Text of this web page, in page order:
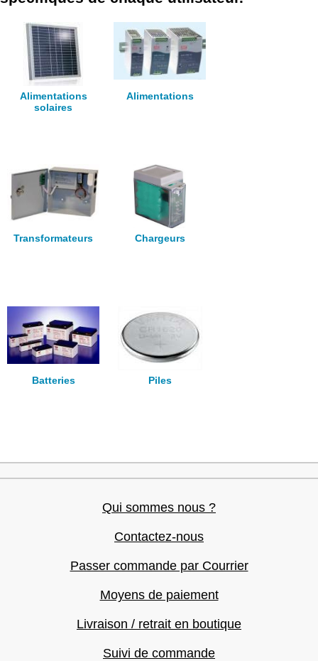
Alimentations
solaires
Alimentations
Transformateurs Chargeurs
Batteries Piles
Qui sommes nous ?
Contactez-nous
Passer commande par Courrier
Moyens de paiement
Livraison / retrait en boutique
Suivi de commande